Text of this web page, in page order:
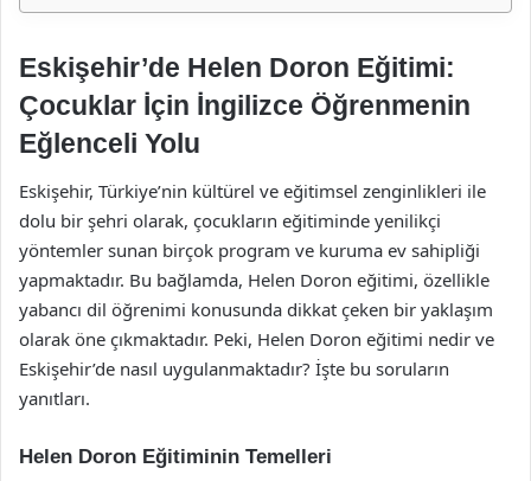
Eskişehir’de Helen Doron Eğitimi:
Çocuklar İçin İngilizce Öğrenmenin
Eğlenceli Yolu
Eskişehir, Türkiye’nin kültürel ve eğitimsel zenginlikleri ile
dolu bir şehri olarak, çocukların eğitiminde yenilikçi
yöntemler sunan birçok program ve kuruma ev sahipliği
yapmaktadır. Bu bağlamda, Helen Doron eğitimi, özellikle
yabancı dil öğrenimi konusunda dikkat çeken bir yaklaşım
olarak öne çıkmaktadır. Peki, Helen Doron eğitimi nedir ve
Eskişehir’de nasıl uygulanmaktadır? İşte bu soruların
yanıtları.
Helen Doron Eğitiminin Temelleri